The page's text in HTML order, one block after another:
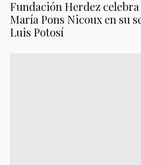
Fundación Herdez
María Pons Nicoux en su
Luis Potosí